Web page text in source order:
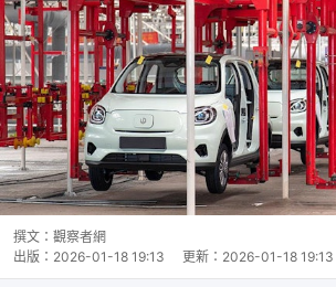
撰文： 觀察者網
出版： 2026-01-18 19:13 更新： 2026-01-18 19:13